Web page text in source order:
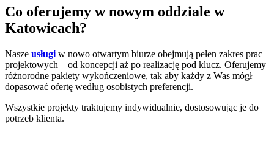
Co oferujemy w nowym oddziale w
Katowicach?
Nasze usługi w nowo otwartym biurze obejmują pełen zakres prac
projektowych – od koncepcji aż po realizację pod klucz. Oferujemy
różnorodne pakiety wykończeniowe, tak aby każdy z Was mógł
dopasować ofertę według osobistych preferencji.
Wszystkie projekty traktujemy indywidualnie, dostosowując je do
potrzeb klienta.